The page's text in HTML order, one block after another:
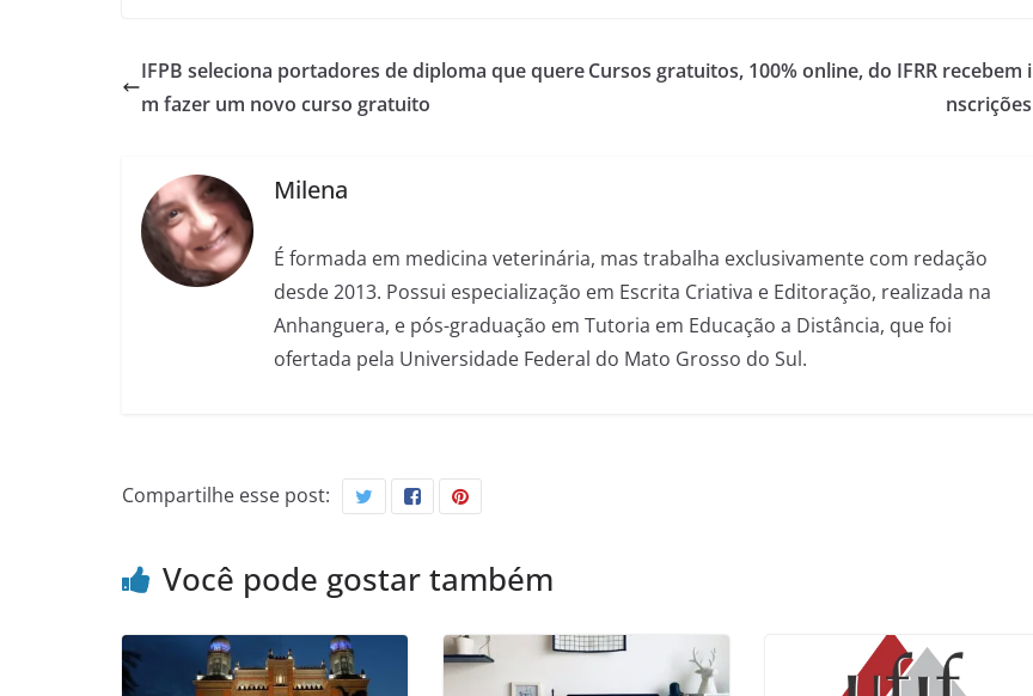
IFPB seleciona portadores de diploma que quere
m fazer um novo curso gratuito
Cursos gratuitos, 100% online, do IFRR recebem i
nscrições
Milena
É formada em medicina veterinária, mas trabalha exclusivamente com redação
desde 2013. Possui especialização em Escrita Criativa e Editoração, realizada na
Anhanguera, e pós-graduação em Tutoria em Educação a Distância, que foi
ofertada pela Universidade Federal do Mato Grosso do Sul.
Compartilhe esse post:
Você pode gostar também